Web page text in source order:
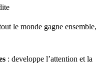
le monde gagne ensemble,
: developpe l’attention et la